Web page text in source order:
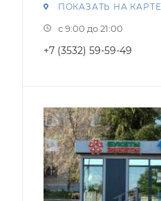
ПОКАЗАТЬ НА КАРТЕ
с 9:00 до 21:00
+7 (3532) 59-59-49